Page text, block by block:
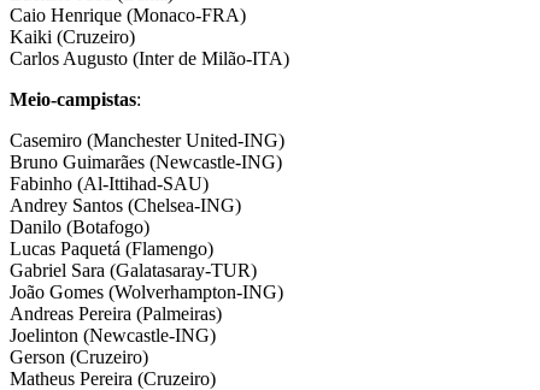
Caio Henrique (Monaco-FRA)
Kaiki (Cruzeiro)
Carlos Augusto (Inter de Milão-ITA)
Meio-campistas:
Casemiro (Manchester United-ING)
Bruno Guimarães (Newcastle-ING)
Fabinho (Al-Ittihad-SAU)
Andrey Santos (Chelsea-ING)
Danilo (Botafogo)
Lucas Paquetá (Flamengo)
Gabriel Sara (Galatasaray-TUR)
João Gomes (Wolverhampton-ING)
Andreas Pereira (Palmeiras)
Joelinton (Newcastle-ING)
Gerson (Cruzeiro)
Matheus Pereira (Cruzeiro)